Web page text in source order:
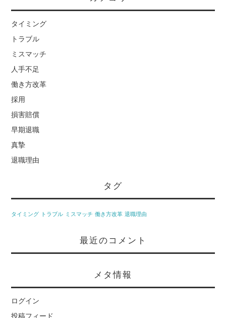
タイミング
トラブル
ミスマッチ
人手不足
働き方改革
採用
損害賠償
早期退職
真摯
退職理由
タグ
タイミング トラブル ミスマッチ 働き方改革 退職理由
最近のコメント
メタ情報
ログイン
投稿フィード